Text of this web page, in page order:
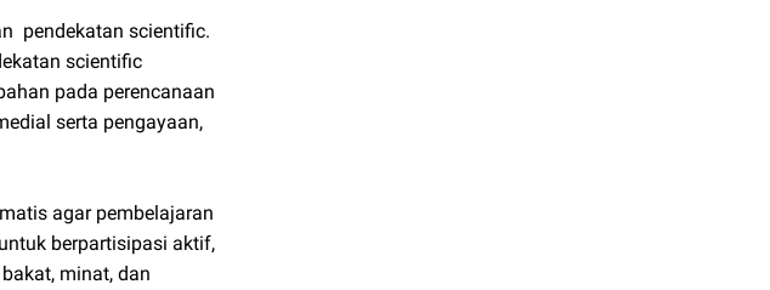
pendekatan scientific.
scientific
pada perencanaan
serta pengayaan,
agar pembelajaran
berpartisipasi aktif,
minat, dan